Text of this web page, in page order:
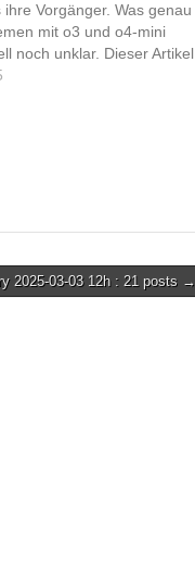
Vorgänger. Was genau
mit o3 und o4-mini
noch unklar. Dieser Artikel
von t3n.de - Software &
Sie den originalen
2025-03-03 12h : 21 posts →